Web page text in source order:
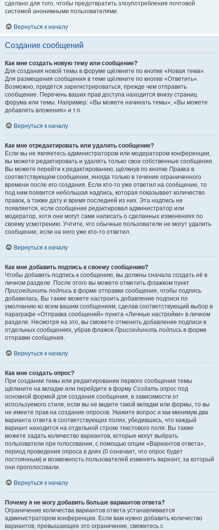
сделано для того, чтобы предотвратить злоупотребления почтовой
системой анонимными пользователями.
Вернуться к началу
Создание сообщений
Как мне создать новую тему или сообщение?
Для создания новой темы в форуме щёлкните по кнопке «Новая тема».
Для размещения сообщения в теме щёлкните по кнопке «Ответить».
Возможно, придётся зарегистрироваться, прежде чем отправить
сообщение. Перечень ваших прав доступа находится внизу страниц
форума или темы. Например: «Вы можете начинать темы», «Вы можете
добавлять вложения» и т.п.
Вернуться к началу
Как мне отредактировать или удалить сообщение?
Если вы не являетесь администратором или модератором конференции,
вы можете редактировать и удалять только свои собственные сообщения.
Вы можете перейти к редактированию, щёлкнув по кнопке Правка в
соответствующем сообщении, иногда только в течение ограниченного
времени после его создания. Если кто-то уже ответил на сообщение, то
под ним появится небольшая надпись, которая показывает количество
правок, а также дату и время последней из них. Эта надпись не
появляется, если сообщение редактировал администратор или
модератор, хотя они могут сами написать о сделанных изменениях по
своему усмотрению. Учтите, что обычные пользователи не могут удалить
сообщение, если на него уже кто-то ответил.
Вернуться к началу
Как мне добавить подпись к своему сообщению?
Чтобы добавить подпись к сообщению, вы должны сначала создать её в
личном разделе. После этого вы можете отметить флажком пункт
Присоединить подпись в форме отправки сообщения, чтобы подпись
добавилась. Вы также можете настроить добавление подписи по
умолчанию ко всем вашим сообщениям, сделав соответствующий выбор в
параграфе «Отправка сообщений» пункта «Личные настройки» в личном
разделе. Несмотря на это, вы сможете отменить добавление подписи в
отдельных сообщениях, убрав флажок Присоединить подпись в форме
отправки сообщения.
Вернуться к началу
Как мне создать опрос?
При создании темы или редактировании первого сообщения темы
щёлкните на вкладке или перейдите в форму Создать опрос под
основной формой для создания сообщения, в зависимости от
используемого стиля; если вы не видите такой вкладки или формы, то вы
не имеете прав на создание опросов. Укажите вопрос и как минимум два
варианта ответа в соответствующих полях, убедившись, что каждый
вариант находится на отдельной строке текстового поля. Вы также
можете задать количество вариантов, которые могут выбрать
пользователи при голосовании, с помощью опции «Вариантов ответа»,
период проведения опроса в днях (0 означает, что опрос будет
постоянным) и возможность пользователей изменять вариант, за который
они проголосовали.
Вернуться к началу
Почему я не могу добавить больше вариантов ответа?
Ограничение количества вариантов ответа устанавливается
администратором конференции. Если вам нужно добавить количество
вариантов, превышающее это ограничение, свяжитесь с